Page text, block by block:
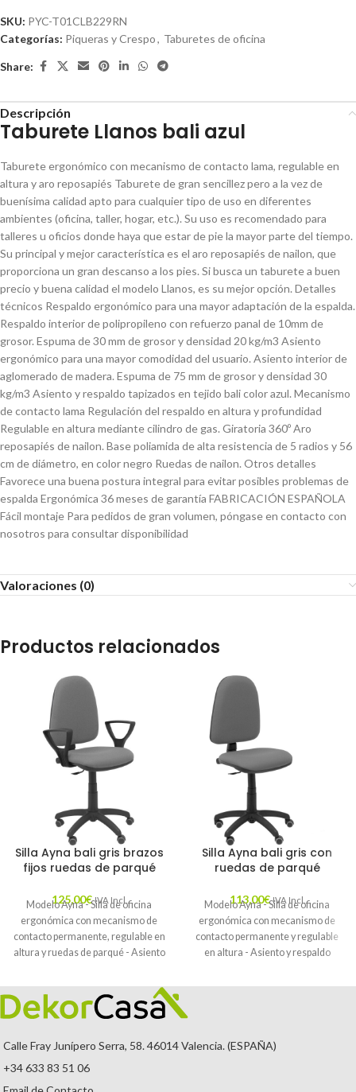
SKU: PYC-T01CLB229RN
Categorías: Piqueras y Crespo, Taburetes de oficina
Share:
Descripción
Taburete Llanos bali azul
Taburete ergonómico con mecanismo de contacto lama, regulable en
altura y aro reposapiés Taburete de gran sencillez pero a la vez de
buenísima calidad apto para cualquier tipo de uso en diferentes
ambientes (oficina, taller, hogar, etc.). Su uso es recomendado para
talleres u oficios donde haya que estar de pie la mayor parte del tiempo.
Su principal y mejor característica es el aro reposapiés de nailon, que
proporciona un gran descanso a los pies. Si busca un taburete a buen
precio y buena calidad el modelo Llanos, es su mejor opción. Detalles
técnicos Respaldo ergonómico para una mayor adaptación de la espalda.
Respaldo interior de polipropileno con refuerzo panal de 10mm de
grosor. Espuma de 30 mm de grosor y densidad 20 kg/m3 Asiento
ergonómico para una mayor comodidad del usuario. Asiento interior de
aglomerado de madera. Espuma de 75 mm de grosor y densidad 30
kg/m3 Asiento y respaldo tapizados en tejido bali color azul. Mecanismo
de contacto lama Regulación del respaldo en altura y profundidad
Regulable en altura mediante cilindro de gas. Giratoria 360º Aro
reposapiés de nailon. Base poliamida de alta resistencia de 5 radios y 56
cm de diámetro, en color negro Ruedas de nailon. Otros detalles
Favorece una buena postura integral para evitar posibles problemas de
espalda Ergonómica 36 meses de garantía FABRICACIÓN ESPAÑOLA
Fácil montaje Para pedidos de gran volumen, póngase en contacto con
nosotros para consultar disponibilidad
Valoraciones (0)
Productos relacionados
Silla Ayna bali gris brazos
fijos ruedas de parqué
125,00€ IVA Incl.
Modelo Ayna - Silla de oficina
ergonómica con mecanismo de
contacto permanente, regulable en
altura y ruedas de parqué - Asiento
color gris (BRAZOS FIJOS
INCLUIDOS)
Silla Ayna bali gris con
ruedas de parqué
113,00€ IVA Incl.
Modelo Ayna - Silla de oficina
ergonómica con mecanismo de
contacto permanente y regulable
en altura - Asiento y respaldo
ruedas de parqué
Calle Fray Junípero Serra, 58. 46014 Valencia. (ESPAÑA)
+34 633 83 51 06